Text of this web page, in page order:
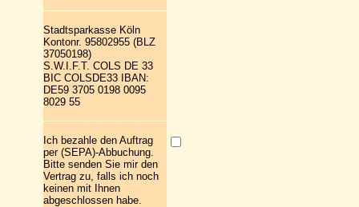
Stadtsparkasse Köln
Kontonr. 95802955 (BLZ
37050198)
S.W.I.F.T. COLS DE 33
BIC COLSDE33 IBAN:
DE59 3705 0198 0095
8029 55
Ich bezahle den Auftrag
per (SEPA)-Abbuchung.
Bitte senden Sie mir den
Vertrag zu, falls ich noch
keinen mit Ihnen
abgeschlossen habe.